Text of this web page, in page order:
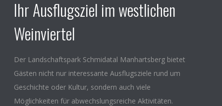
Ihr Ausflugsziel im westlichen
Weinviertel
Der Landschaftspark Schmidatal Manhartsberg bietet
Gästen nicht nur interessante Ausflugsziele rund um
Geschichte oder Kultur, sondern auch viele
Möglichkeiten für abwechslungsreiche Aktivitäten.